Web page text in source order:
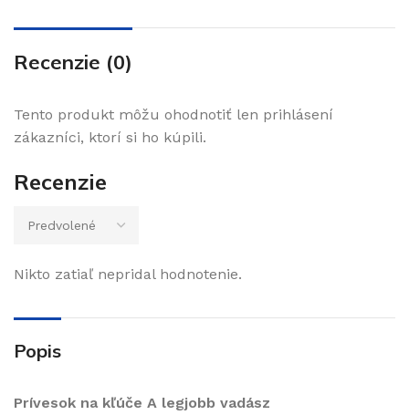
Recenzie (0)
Recenzie
Nikto zatiaľ nepridal hodnotenie.
Tento produkt môžu ohodnotiť len prihlásení
zákazníci, ktorí si ho kúpili.
Popis
Prívesok na kľúče A legjobb vadász